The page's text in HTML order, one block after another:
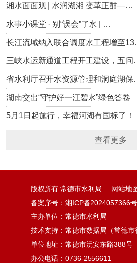
湘水面面观 | 水润湖湘 变革正酣—…
水事小课堂 · 别“误会”了水 | …
长江流域纳入联合调度水工程增至
三峡水运新通道工程开工建设，五问
省水利厅召开水资源管理和洞庭湖保
湖南交出“守护好一江碧水”绿色答卷
5月1日起施行，幸福河湖有国标了！
查看更多
版权所有 常德市水利局
网站地
备案序号：湘ICP备2024057366
主办单位：常德市水利局
技术支持：常德市数据局（常德市
单位地址：常德市沅安东路388号
办公电话：0736-2556611